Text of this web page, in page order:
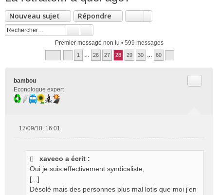
Nouveau sujet Répondre
Premier message non lu • 599 messages
1 26 27 28 29 30 60
bambou
Econologue expert
17/09/10, 16:01
xaveco a écrit :
Oui je suis effectivement syndicaliste,
[...]
Désolé mais des personnes plus mal lotis que moi j'en